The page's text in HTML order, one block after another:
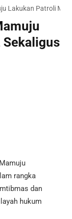
Lakukan Patroli
rangka
dan
hukum